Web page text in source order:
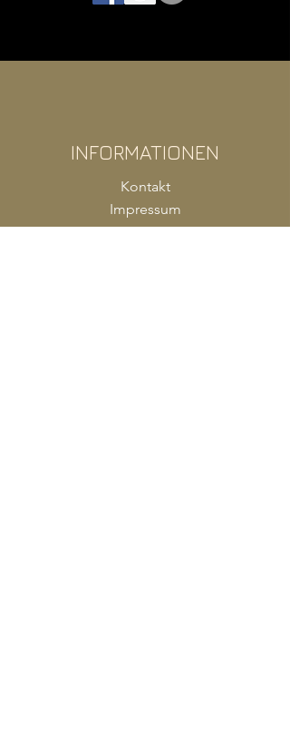
INFORMATIONEN
Kontakt
Impressum
FAQ